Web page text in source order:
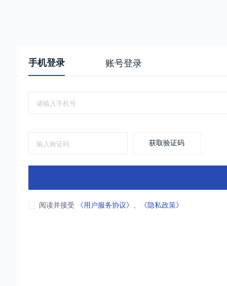
手机登录 账号登录
获取验证码
阅读并接受 《用户服务协议》 、 《隐私政策》